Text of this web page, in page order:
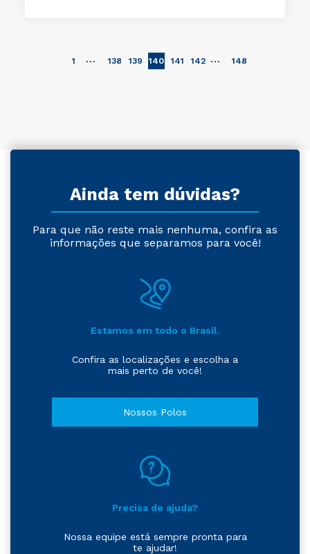
1 … 138 139 140 141 142 … 148
Ainda tem dúvidas?
Para que não reste mais nenhuma, confira as
informações que separamos para você!
Estamos em todo o Brasil.
Confira as localizações e escolha a
mais perto de você!
Nossos Polos
Precisa de ajuda?
Nossa equipe está sempre pronta para
te ajudar!